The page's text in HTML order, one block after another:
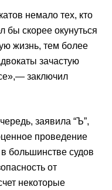
немало тех, кто
бы скорее окунуться
жизнь, тем более
зачастую
заключил
заявила “Ъ”,
проведение
большинстве судов
от
некоторые